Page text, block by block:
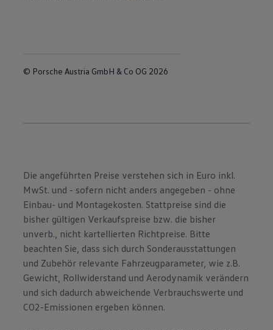
© Porsche Austria GmbH & Co OG 2026
Die angeführten Preise verstehen sich in Euro inkl.
MwSt. und - sofern nicht anders angegeben - ohne
Einbau- und Montagekosten. Stattpreise sind die
bisher gültigen Verkaufspreise bzw. die bisher
unverb., nicht kartellierten Richtpreise. Bitte
beachten Sie, dass sich durch Sonderausstattungen
und Zubehör relevante Fahrzeugparameter, wie z.B.
Gewicht, Rollwiderstand und Aerodynamik verändern
und sich dadurch abweichende Verbrauchswerte und
CO2-Emissionen ergeben können.